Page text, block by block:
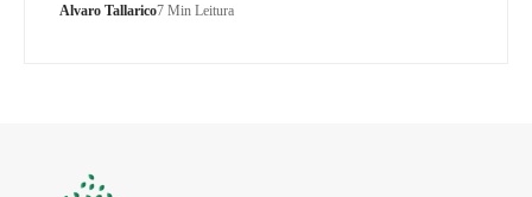
Alvaro Tallarico7 Min Leitura